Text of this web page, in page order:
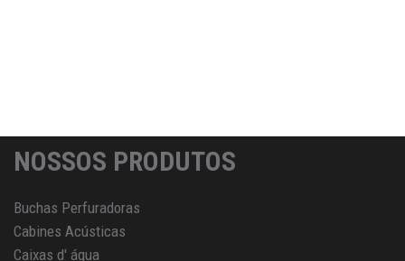
NOSSOS PRODUTOS
Buchas Perfuradoras
Cabines Acústicas
Caixas d' água